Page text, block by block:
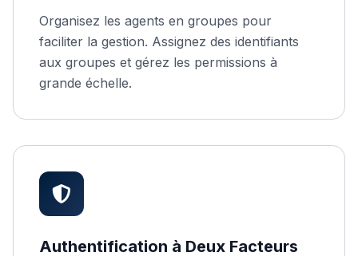
Organisez les agents en groupes pour
faciliter la gestion. Assignez des identifiants
aux groupes et gérez les permissions à
grande échelle.
Authentification à Deux Facteurs